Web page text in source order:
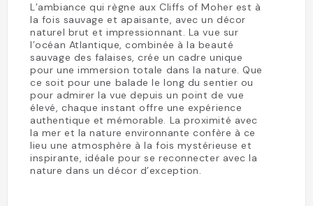
L’ambiance qui règne aux Cliffs of Moher est à
la fois sauvage et apaisante, avec un décor
naturel brut et impressionnant. La vue sur
l’océan Atlantique, combinée à la beauté
sauvage des falaises, crée un cadre unique
pour une immersion totale dans la nature. Que
ce soit pour une balade le long du sentier ou
pour admirer la vue depuis un point de vue
élevé, chaque instant offre une expérience
authentique et mémorable. La proximité avec
la mer et la nature environnante confère à ce
lieu une atmosphère à la fois mystérieuse et
inspirante, idéale pour se reconnecter avec la
nature dans un décor d’exception.